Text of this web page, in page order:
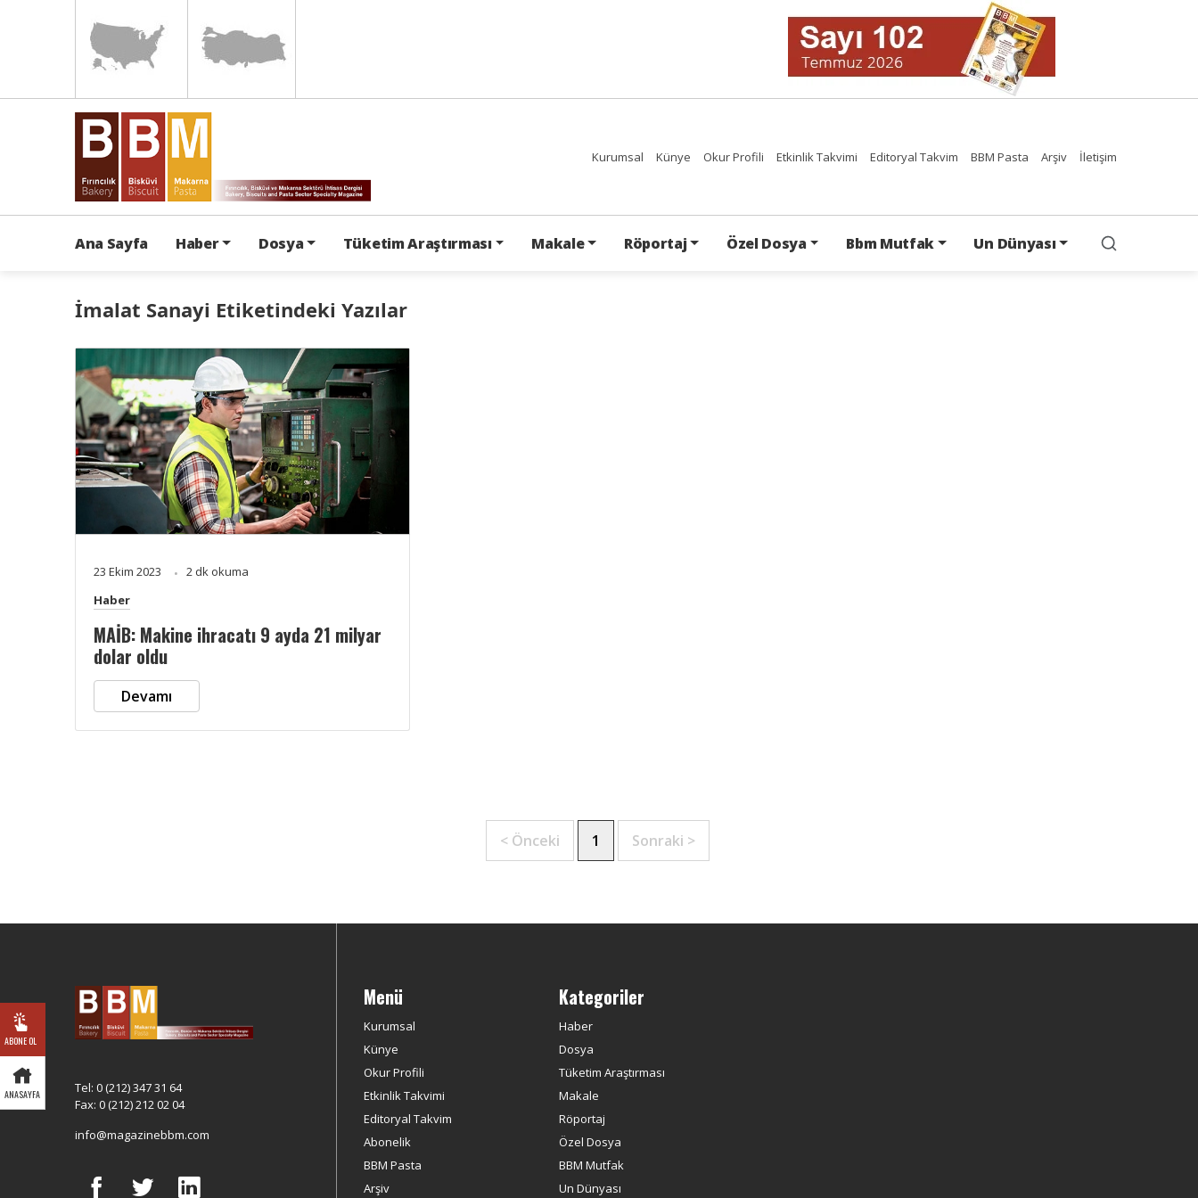
Kurumsal Künye Okur Profili Etkinlik Takvimi Editoryal Takvim BBM Pasta Arşiv İletişim
Ana Sayfa Haber Dosya Tüketim Araştırması Makale Röportaj Özel Dosya Bbm Mutfak Un Dünyası
ABONE OL
ANASAYFA
İmalat Sanayi Etiketindeki Yazılar
23 Ekim 2023
2 dk okuma
Haber
MAİB: Makine ihracatı 9 ayda 21 milyar
dolar oldu
Devamı
< Önceki 1 Sonraki >
Tel: 0 (212) 347 31 64
Fax: 0 (212) 212 02 04
info@magazinebbm.com
Menü
Kurumsal
Künye
Okur Profili
Etkinlik Takvimi
Editoryal Takvim
Abonelik
BBM Pasta
Arşiv
Kategoriler
Haber
Dosya
Tüketim Araştırması
Makale
Röportaj
Özel Dosya
BBM Mutfak
Un Dünyası